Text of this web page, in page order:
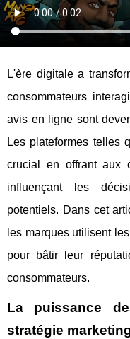
L'ère digitale a
consommateurs
avis en ligne sont
Les plateformes telles
crucial en offrant aux
influençant les
potentiels. Dans cet
les marques utilisent
pour bâtir leur
consommateurs.
La puissance
stratégie